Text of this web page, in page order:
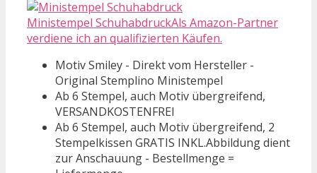
Ministempel SchuhabdruckAls Amazon-Partner
verdiene ich an qualifizierten Käufen.
Motiv Smiley - Direkt vom Hersteller -
Original Stemplino Ministempel
Ab 6 Stempel, auch Motiv übergreifend,
VERSANDKOSTENFREI
Ab 6 Stempel, auch Motiv übergreifend, 2
Stempelkissen GRATIS INKL.Abbildung dient
zur Anschauung - Bestellmenge =